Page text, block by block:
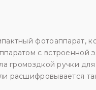
фотоаппарат,
с встроенной
громоздкой ручки
расшифровывается